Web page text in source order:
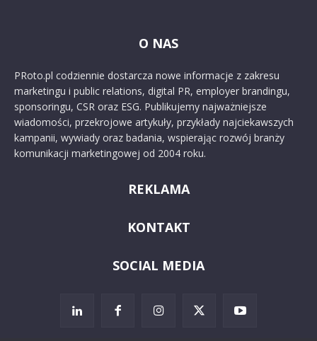
O NAS
PRoto.pl codziennie dostarcza nowe informacje z zakresu
marketingu i public relations, digital PR, employer brandingu,
sponsoringu, CSR oraz ESG. Publikujemy najważniejsze
wiadomości, przekrojowe artykuły, przykłady najciekawszych
kampanii, wywiady oraz badania, wspierając rozwój branży
komunikacji marketingowej od 2004 roku.
REKLAMA
KONTAKT
SOCIAL MEDIA